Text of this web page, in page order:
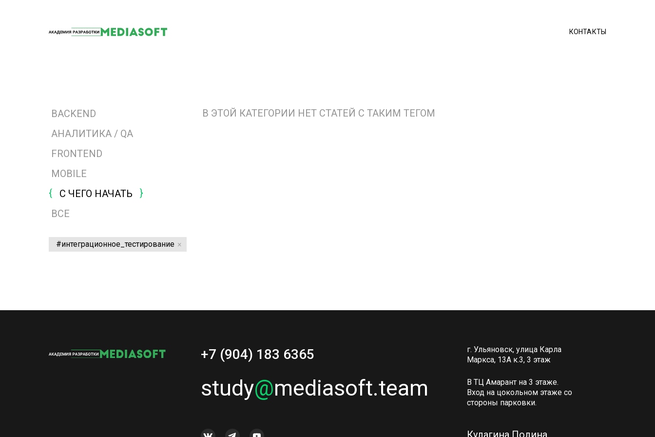
КОНТАКТЫ
BACKEND
АНАЛИТИКА / QA
FRONTEND
MOBILE
С ЧЕГО НАЧАТЬ
ВСЕ
#интеграционное_тестирование
В ЭТОЙ КАТЕГОРИИ НЕТ СТАТЕЙ С ТАКИМ ТЕГОМ
+7 (904) 183 6365
study@mediasoft.team
г. Ульяновск, улица Карла
Маркса, 13А к.3, 3 этаж
В ТЦ Амарант на 3 этаже.
Вход на цокольном этаже со
стороны парковки.
Кулагина Полина